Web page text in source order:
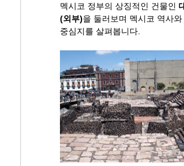
멕시코 정부의 상징적인 건물인
(외부)을 둘러보며 멕시코 역사와
중심지를 살펴봅니다.